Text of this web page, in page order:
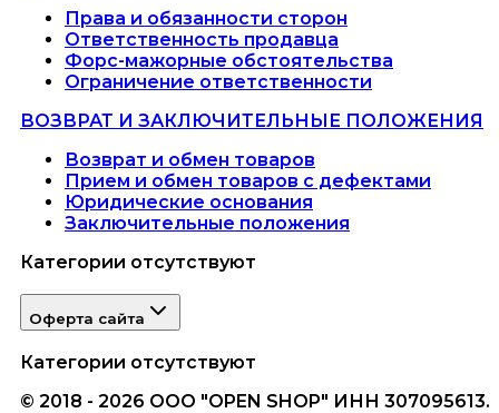
Права и обязанности сторон
Ответственность продавца
Форс-мажорные обстоятельства
Ограничение ответственности
ВОЗВРАТ И ЗАКЛЮЧИТЕЛЬНЫЕ ПОЛОЖЕНИЯ
Возврат и обмен товаров
Прием и обмен товаров с дефектами
Юридические основания
Заключительные положения
Категории отсутствуют
Оферта сайта
Категории отсутствуют
© 2018 - 2026 ООО "OPEN SHOP" ИНН 307095613.